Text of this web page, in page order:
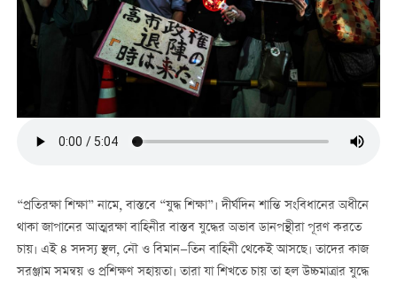
“প্রতিরক্ষা শিক্ষা” নামে, বাস্তবে “যুদ্ধ শিক্ষা”। দীর্ঘদিন শান্তি সংবিধানের অধীনে
থাকা জাপানের আত্মরক্ষা বাহিনীর বাস্তব যুদ্ধের অভাব ডানপন্থীরা পূরণ করতে
চায়। এই ৪ সদস্য স্থল, নৌ ও বিমান—তিন বাহিনী থেকেই আসছে। তাদের কাজ
সরঞ্জাম সমন্বয় ও প্রশিক্ষণ সহায়তা। তারা যা শিখতে চায় তা হল উচ্চমাত্রার যুদ্ধে